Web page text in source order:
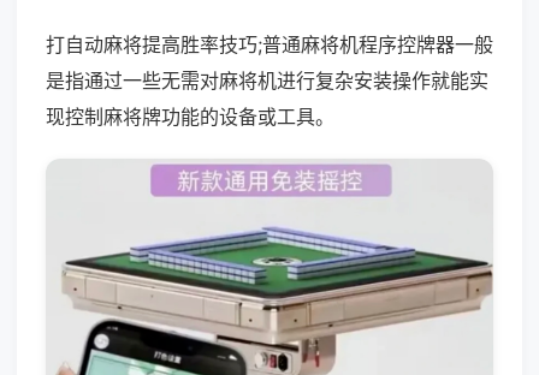
打自动麻将提高胜率技巧;普通麻将机程序控牌器一般
是指通过一些无需对麻将机进行复杂安装操作就能实
现控制麻将牌功能的设备或工具。